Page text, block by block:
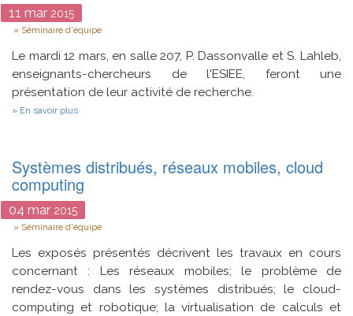
11 mar2015
Type
Séminaire d'équipe
Le mardi 12 mars, en salle 207, P. Dassonvalle et S. Lahleb,
enseignants-chercheurs de l'ESIEE, feront une
présentation de leur activité de recherche.
En savoir plus
Vision
assistée
par
Systèmes distribués, réseaux mobiles, cloud
computing
04 mar2015
Type
Séminaire d'équipe
Les exposés présentés décrivent les travaux en cours
concernant : Les réseaux mobiles; le problème de
rendez-vous dans les systèmes distribués; le cloud-
computing et robotique; la virtualisation de calculs et